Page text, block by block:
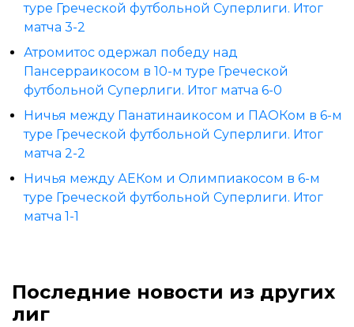
туре Греческой футбольной Суперлиги. Итог
матча 3-2
Атромитос одержал победу над
Пансерраикосом в 10-м туре Греческой
футбольной Суперлиги. Итог матча 6-0
Ничья между Панатинаикосом и ПАОКом в 6-м
туре Греческой футбольной Суперлиги. Итог
матча 2-2
Ничья между АЕКом и Олимпиакосом в 6-м
туре Греческой футбольной Суперлиги. Итог
матча 1-1
Последние новости из других
лиг